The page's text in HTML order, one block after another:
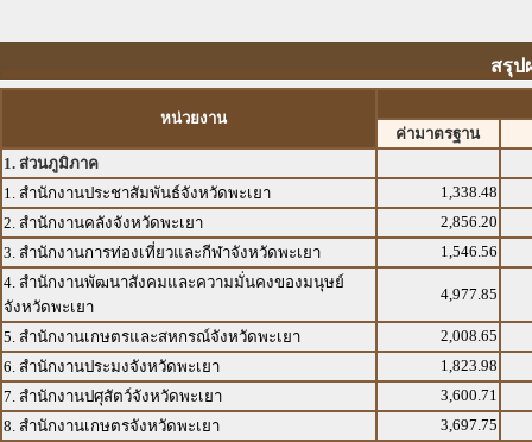
สรุป
หน่วยงาน
ค่ามาตรฐาน
1. ส่วนภูมิภาค
1. สำนักงานประชาสัมพันธ์จังหวัดพะเยา
1,338.48
2. สำนักงานคลังจังหวัดพะเยา
2,856.20
3. สำนักงานการท่องเที่ยวและกีฬาจังหวัดพะเยา
1,546.56
4. สำนักงานพัฒนาสังคมและความมั่นคงของมนุษย์
จังหวัดพะเยา
4,977.85
5. สำนักงานเกษตรและสหกรณ์จังหวัดพะเยา
2,008.65
6. สำนักงานประมงจังหวัดพะเยา
1,823.98
7. สำนักงานปศุสัตว์จังหวัดพะเยา
3,600.71
8. สำนักงานเกษตรจังหวัดพะเยา
3,697.75